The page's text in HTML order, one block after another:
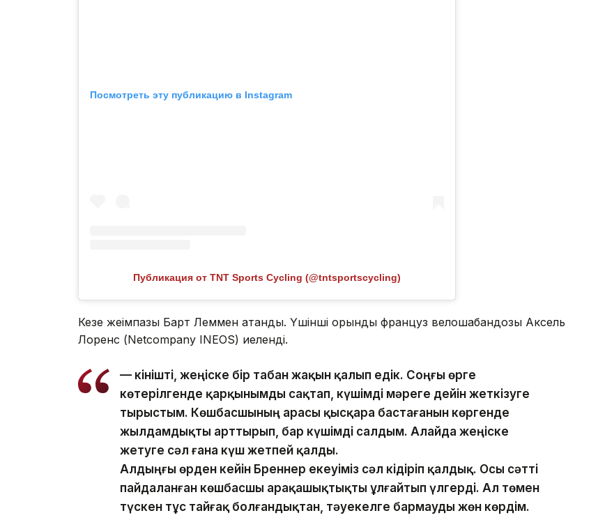
Посмотреть эту публикацию в Instagram
Публикация от TNT Sports Cycling (@tntsportscycling)
Кезең жеңімпазы Барт Леммен атанды. Үшінші орынды француз велошабандозы Аксель
Лоренс (Netcompany INEOS) иеленді.
— Өкінішті, жеңіске бір табан жақын қалып едік. Соңғы өрге
көтерілгенде қарқынымды сақтап, күшімді мәреге дейін жеткізуге
тырыстым. Көшбасшының арасы қысқара бастағанын көргенде
жылдамдықты арттырып, бар күшімді салдым. Алайда жеңіске
жетуге сәл ғана күш жетпей қалды.
Алдыңғы өрден кейін Бреннер екеуіміз сәл кідіріп қалдық. Осы сәтті
пайдаланған көшбасшы арақашықтықты ұлғайтып үлгерді. Ал төмен
түскен тұс тайғақ болғандықтан, тәуекелге бармауды жөн көрдім.